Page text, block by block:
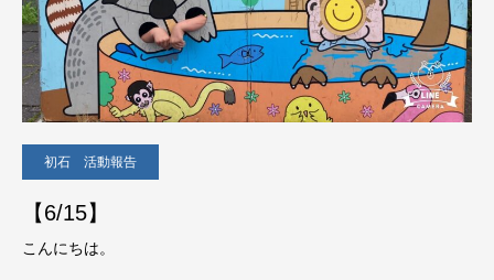
初石 活動報告
【6/15】
こんにちは。